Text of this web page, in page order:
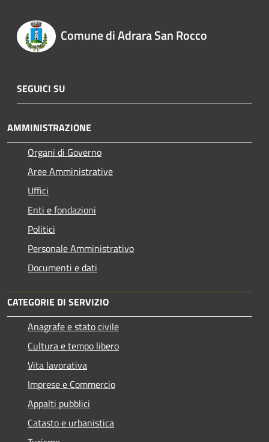
Comune di Adrara San Rocco
SEGUICI SU
AMMINISTRAZIONE
Organi di Governo
Aree Amministrative
Uffici
Enti e fondazioni
Politici
Personale Amministrativo
Documenti e dati
CATEGORIE DI SERVIZIO
Anagrafe e stato civile
Cultura e tempo libero
Vita lavorativa
Imprese e Commercio
Appalti pubblici
Catasto e urbanistica